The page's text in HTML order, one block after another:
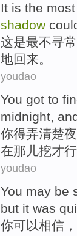
It is the most
shadow
这是最不寻常
地回来。
youdao
You got to
midnight,
你得弄清楚
在那儿挖才行
youdao
You may be
but it was
你可以相信 ，